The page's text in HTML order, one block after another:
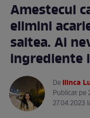
Amestecul
elimini
saltea. Ai
ingrediente
DeIlinca
Publicat pe
27.04.2023